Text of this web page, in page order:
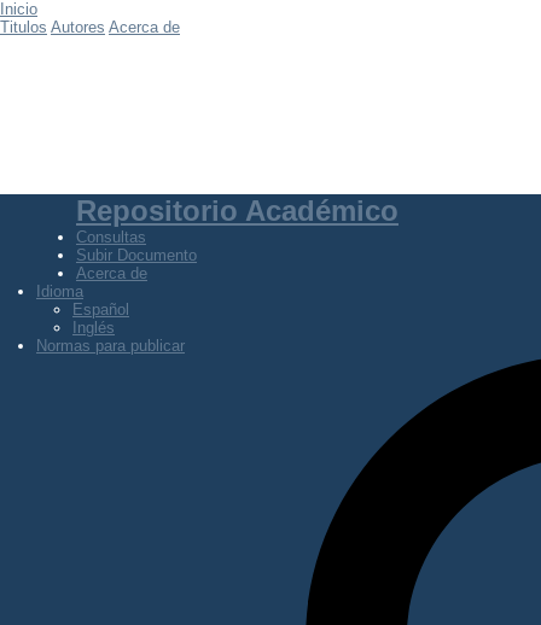
Inicio
Titulos Autores Acerca de
Repositorio Académico
Consultas
Subir Documento
Acerca de
Idioma
Español
Inglés
Normas para publicar